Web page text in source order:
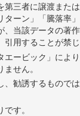
三者に譲渡また
ターン」「騰落
、当該データの著
用することが禁
エービック」によ
せん。
勧誘するもので
す。